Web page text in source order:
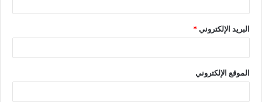
البريد الإلكتروني*
الموقع الإلكتروني